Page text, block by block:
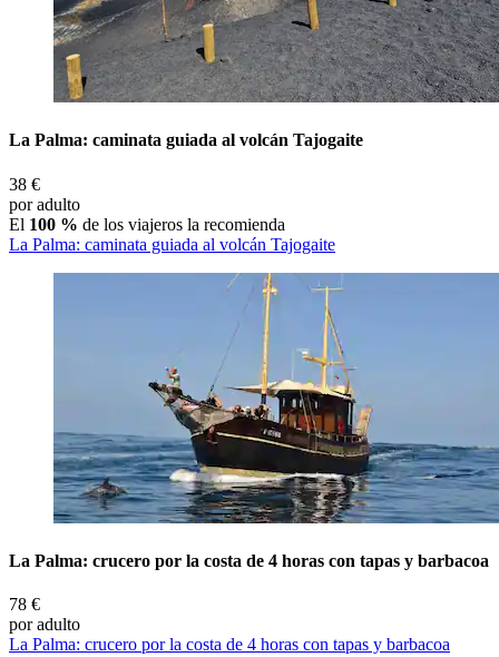
La Palma: caminata guiada al volcán Tajogaite
38 €
por adulto
El 100 % de los viajeros la recomienda
La Palma: caminata guiada al volcán Tajogaite
La Palma: crucero por la costa de 4 horas con tapas y barbacoa
78 €
por adulto
La Palma: crucero por la costa de 4 horas con tapas y barbacoa